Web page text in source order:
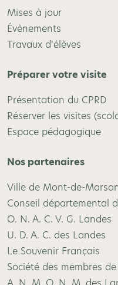
Mises à jour
Évènements
Travaux d’élèves
Préparer votre visite
Présentation du CPRD
Réserver les visites
Espace pédagogique
Nos partenaires
Ville de Mont-de-
Conseil départemental
O. N. A. C. V. G. Landes
U. D. A. C. des Landes
Le Souvenir Français
Société des membres